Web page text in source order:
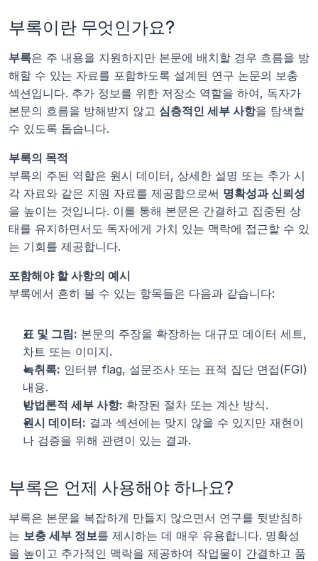
부록이란 무엇인가요?
부록은 주 내용을 지원하지만 본문에 배치할 경우 흐름을 방
해할 수 있는 자료를 포함하도록 설계된 연구 논문의 보충
섹션입니다. 추가 정보를 위한 저장소 역할을 하여, 독자가
본문의 흐름을 방해받지 않고 심층적인 세부 사항을 탐색할
수 있도록 돕습니다.
부록의 목적
부록의 주된 역할은 원시 데이터, 상세한 설명 또는 추가 시
각 자료와 같은 지원 자료를 제공함으로써 명확성과 신뢰성
을 높이는 것입니다. 이를 통해 본문은 간결하고 집중된 상
태를 유지하면서도 독자에게 가치 있는 맥락에 접근할 수 있
는 기회를 제공합니다.
포함해야 할 사항의 예시
부록에서 흔히 볼 수 있는 항목들은 다음과 같습니다:
표 및 그림: 본문의 주장을 확장하는 대규모 데이터 세트,
차트 또는 이미지.
녹취록: 인터뷰 flag, 설문조사 또는 표적 집단 면접(FGI)
내용.
방법론적 세부 사항: 확장된 절차 또는 계산 방식.
원시 데이터: 결과 섹션에는 맞지 않을 수 있지만 재현이
나 검증을 위해 관련이 있는 결과.
부록은 언제 사용해야 하나요?
부록은 본문을 복잡하게 만들지 않으면서 연구를 뒷받침하
는 보충 세부 정보를 제시하는 데 매우 유용합니다. 명확성
을 높이고 추가적인 맥락을 제공하여 작업물이 간결하고 품